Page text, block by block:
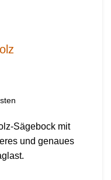
Sägebock mit
und genaues